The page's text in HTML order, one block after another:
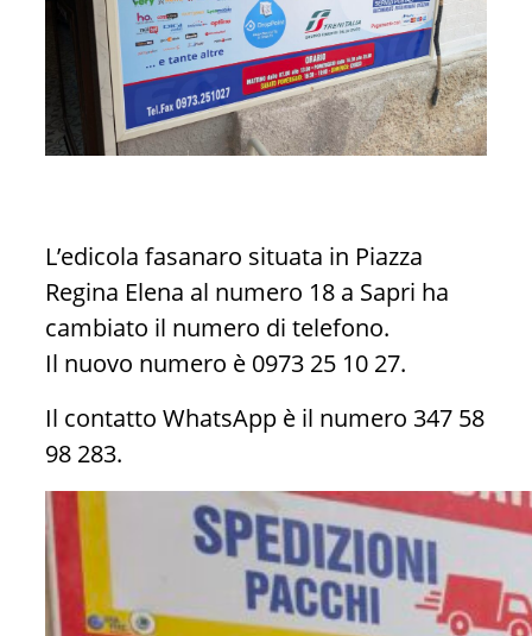
L’edicola fasanaro situata in Piazza
Regina Elena al numero 18 a Sapri ha
cambiato il numero di telefono.
Il nuovo numero è 0973 25 10 27.
Il contatto WhatsApp è il numero 347 58
98 283.